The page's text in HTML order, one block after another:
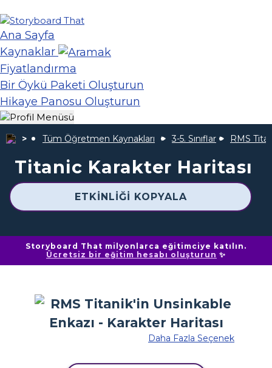
Ana Sayfa
Kaynaklar
Fiyatlandırma
Bir Öykü Paketi Oluşturun
Hikaye Panosu Oluşturun
Tüm Öğretmen Kaynakları 3-5. Sınıflar RMS
Titanic Karakter Haritası
ETKINLIĞI KOPYALA
Storyboard That milyonlarca eğitimciye katılın.
Ücretsiz bir eğitim hesabı oluşturun ✨
Daha Fazla Seçenek